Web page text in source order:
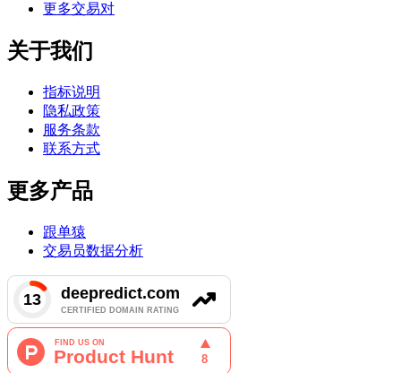
更多交易对
关于我们
指标说明
隐私政策
服务条款
联系方式
更多产品
跟单猿
交易员数据分析